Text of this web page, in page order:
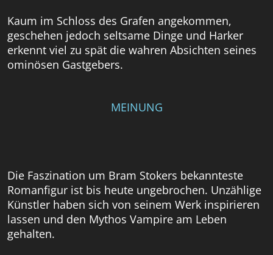
Kaum im Schloss des Grafen angekommen,
geschehen jedoch seltsame Dinge und Harker
erkennt viel zu spät die wahren Absichten seines
ominösen Gastgebers.
MEINUNG
Die Faszination um Bram Stokers bekannteste
Romanfigur ist bis heute ungebrochen. Unzählige
Künstler haben sich von seinem Werk inspirieren
lassen und den Mythos Vampire am Leben
gehalten.